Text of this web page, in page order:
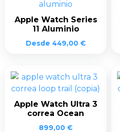
Apple Watch Series
11 Aluminio
Desde 449,00 €
Apple Watch Ultra 3
correa Ocean
899,00 €